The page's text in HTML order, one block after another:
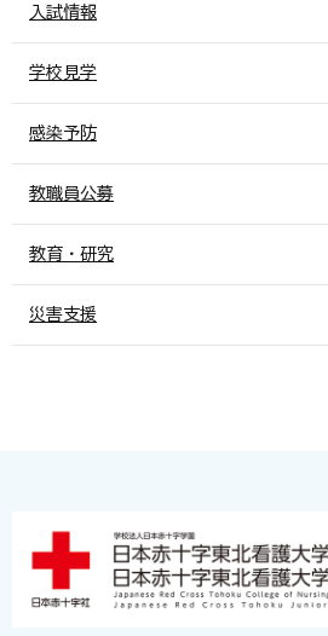
入試情報
学校見学
感染予防
教職員公募
教育・研究
災害支援